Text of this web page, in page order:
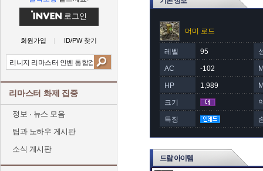
로그인
회원가입 ID/PW 찾기
리마스터 화제 집중
정보 · 뉴스 모음
팁과 노하우 게시판
소식 게시판
머미 로드
레벨 95
AC -102
HP 1,989
크기
특징
드랍 아이템